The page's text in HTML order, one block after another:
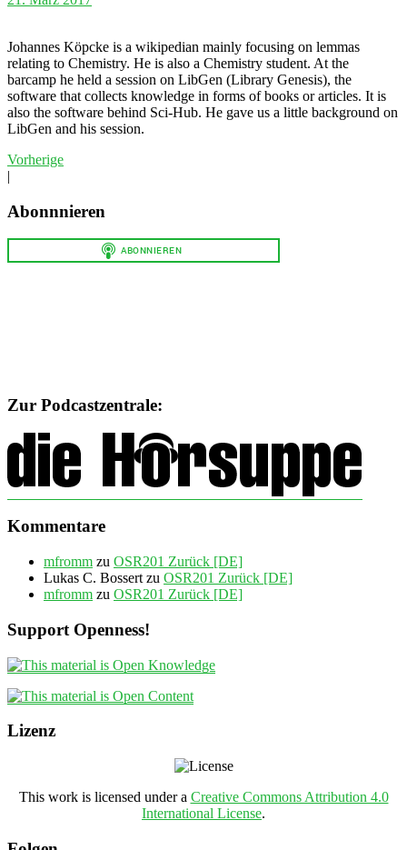
Johannes Köpcke is a wikipedian mainly focusing on lemmas
relating to Chemistry. He is also a Chemistry student. At the
barcamp he held a session on LibGen (Library Genesis), the
software that collects knowledge in forms of books or articles. It is
also the software behind Sci-Hub. He gave us a little background on
LibGen and his session.
Vorherige
|
Abonnnieren
Zur Podcastzentrale:
Kommentare
mfromm zu OSR201 Zurück [DE]
Lukas C. Bossert zu OSR201 Zurück [DE]
mfromm zu OSR201 Zurück [DE]
Support Openness!
Lizenz
This work is licensed under a Creative Commons Attribution 4.0
International License.